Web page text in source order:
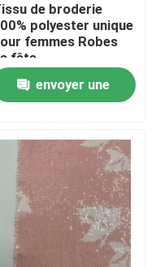
de broderie
polyester unique
femmes Robes
fête
envoyer une